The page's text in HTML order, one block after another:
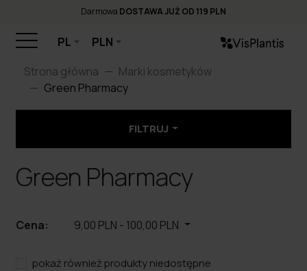
Darmowa DOSTAWA JUŻ OD 119 PLN
PL
PLN
Strona główna
Marki kosmetyków
Green Pharmacy
FILTRUJ
Green Pharmacy
Cena: 9,00 PLN - 100,00 PLN
pokaż również produkty niedostępne